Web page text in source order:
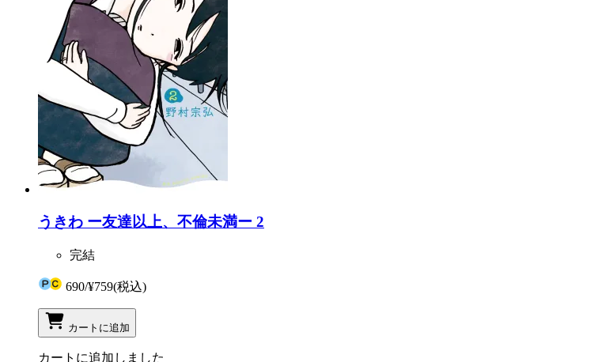
うきわ ー友達以上、不倫未満ー 2
完結
690/¥759(税込)
カートに追加
カートに追加しました